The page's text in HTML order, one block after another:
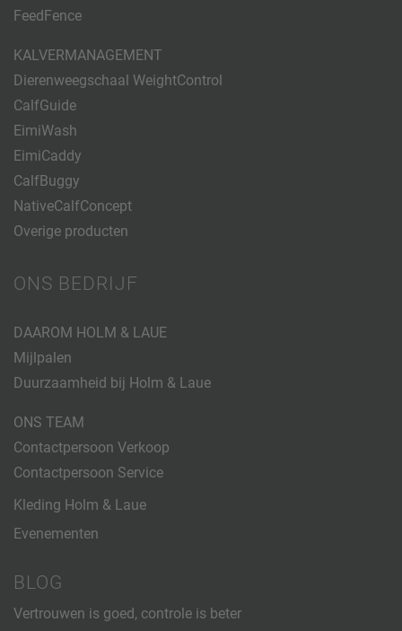
FeedFence
KALVERMANAGEMENT
Dierenweegschaal WeightControl
CalfGuide
EimiWash
EimiCaddy
CalfBuggy
NativeCalfConcept
Overige producten
ONS BEDRIJF
DAAROM HOLM & LAUE
Mijlpalen
Duurzaamheid bij Holm & Laue
ONS TEAM
Contactpersoon Verkoop
Contactpersoon Service
Kleding Holm & Laue
Evenementen
BLOG
Vertrouwen is goed, controle is beter